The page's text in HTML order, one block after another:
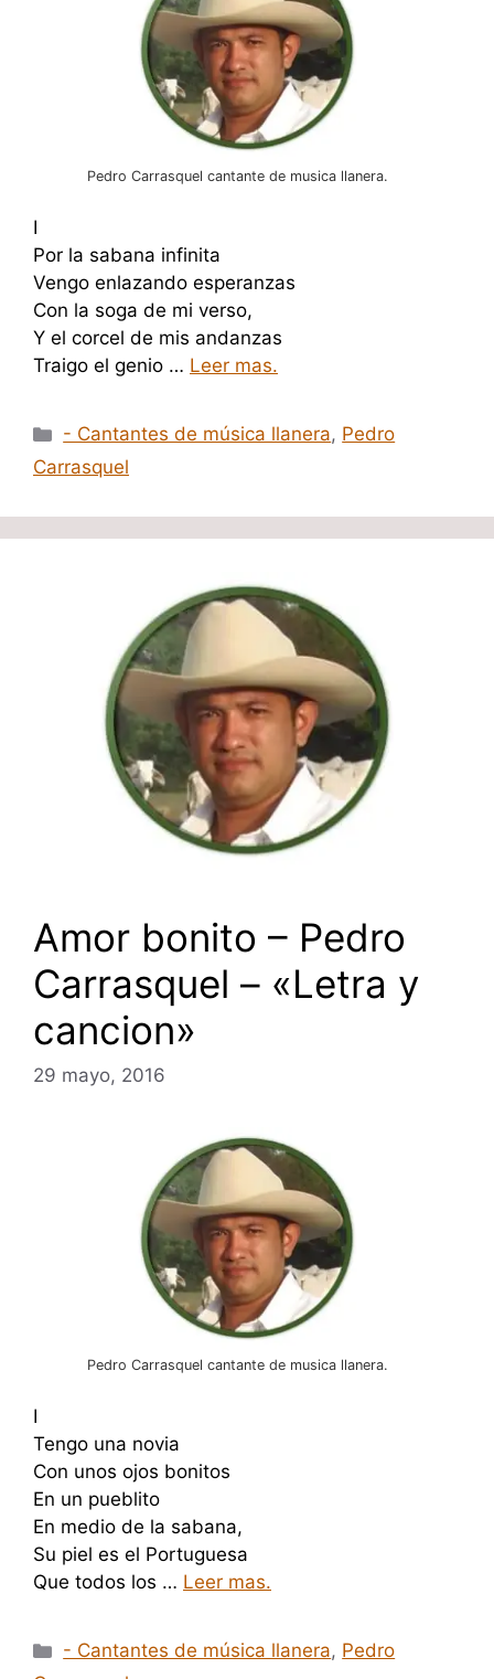
Pedro Carrasquel cantante de musica llanera.
I
Por la sabana infinita
Vengo enlazando esperanzas
Con la soga de mi verso,
Y el corcel de mis andanzas
Traigo el genio … Leer mas.
Categorías
- Cantantes de música llanera, Pedro
Carrasquel
Amor bonito – Pedro
Carrasquel – «Letra y
cancion»
29 mayo, 2016
Pedro Carrasquel cantante de musica llanera.
I
Tengo una novia
Con unos ojos bonitos
En un pueblito
En medio de la sabana,
Su piel es el Portuguesa
Que todos los … Leer mas.
Categorías
- Cantantes de música llanera, Pedro